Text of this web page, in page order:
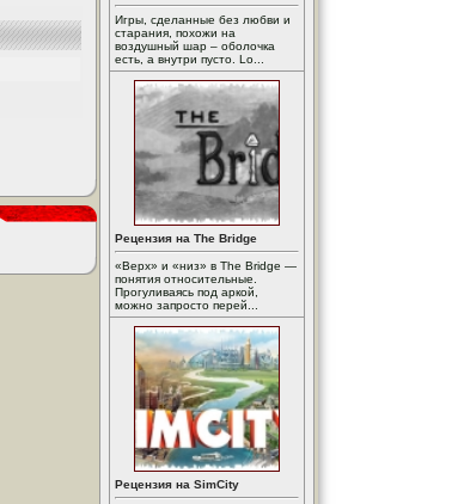
Игры, сделанные без любви и
старания, похожи на
воздушный шар – оболочка
есть, а внутри пусто. Lo...
Рецензия на The Bridge
«Верх» и «низ» в The Bridge —
понятия относительные.
Прогуливаясь под аркой,
можно запросто перей...
Рецензия на SimCity